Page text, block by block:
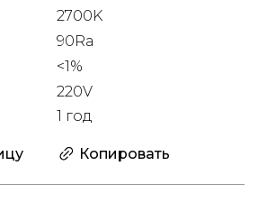
<1%
220V
90Ra
2700K
1 год
Копировать